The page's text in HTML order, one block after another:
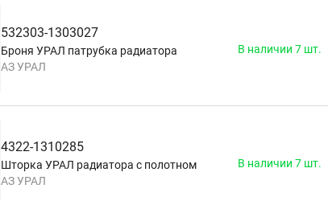
532303-1303027
Броня УРАЛ патрубка радиатора
АЗ УРАЛ
В наличии 7 шт.
4322-1310285
Шторка УРАЛ радиатора с полотном
АЗ УРАЛ
В наличии 7 шт.